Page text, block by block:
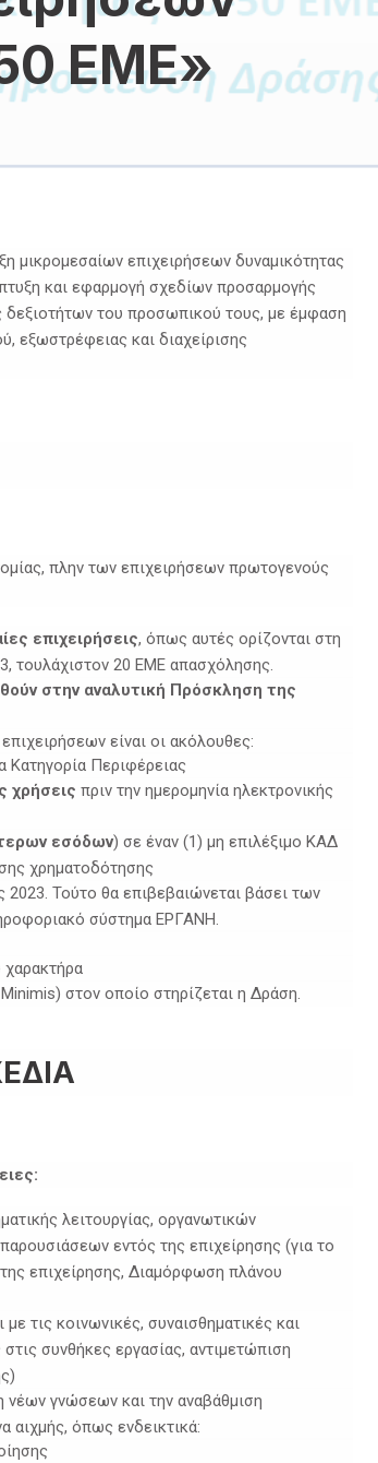
ΕΜΕ»
μικρομεσαίων επιχειρήσεων δυναμικότητας
και εφαρμογή σχεδίων προσαρμογής
δεξιοτήτων του προσωπικού τους, με έμφαση
εξωστρέφειας και διαχείρισης
πλην των επιχειρήσεων πρωτογενούς
επιχειρήσεις, όπως αυτές ορίζονται στη
τουλάχιστον 20 EME απασχόλησης.
στην αναλυτική Πρόσκληση της
είναι οι ακόλουθες:
Κατηγορία Περιφέρειας
χρήσεις πριν την ημερομηνία ηλεκτρονικής
εσόδων) σε έναν (1) μη επιλέξιμο ΚΑΔ
χρηματοδότησης
2023. Τούτο θα επιβεβαιώνεται βάσει των
σύστημα ΕΡΓΑΝΗ.
χαρακτήρα
στον οποίο στηρίζεται η Δράση.
λειτουργίας, οργανωτικών
εντός της επιχείρησης (για το
επιχείρησης, Διαμόρφωση πλάνου
τις κοινωνικές, συναισθηματικές και
συνθήκες εργασίας, αντιμετώπιση
νέων γνώσεων και την αναβάθμιση
αιχμής, όπως ενδεικτικά: